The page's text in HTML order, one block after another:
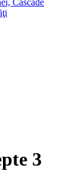
Cascade
3